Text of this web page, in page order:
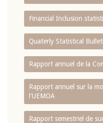
Financial Inclusion
Quaterly Statistical
Rapport annuel de la
Rapport annuel sur la
l'UEMOA
Rapport semestriel de